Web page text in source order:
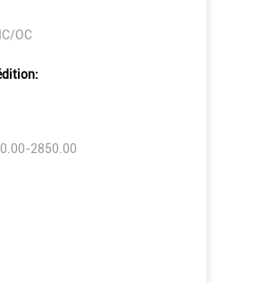
OC
2850.00